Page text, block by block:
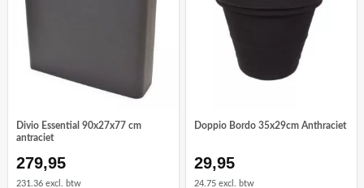
Divio Essential 90x27x77 cm
antraciet
279,95
231.36 excl. btw
Doppio Bordo 35x29cm Anthraciet
29,95
24.75 excl. btw